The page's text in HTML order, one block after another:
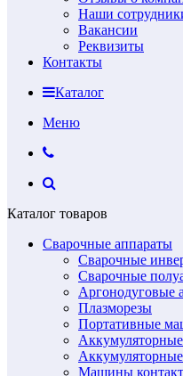
Наши
Вакансии
Реквизиты
Контакты
Каталог
Меню
Каталог товаров
Сварочные аппараты
Сварочные
Сварочные
Аргонодуговые
Плазморезы
Портативные
Машины